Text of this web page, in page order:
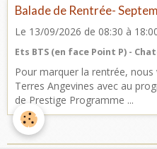
Balade de Rentrée-
Le 13/09/2026 de 08:30 à
Ets BTS (en face Point P) -
Pour marquer la rentrée,
Terres Angevines avec au
de Prestige Programme ...